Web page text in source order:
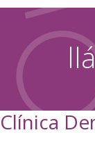
Clínica